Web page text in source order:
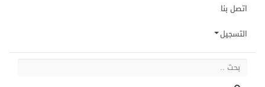
اتصل بنا
التسجيل